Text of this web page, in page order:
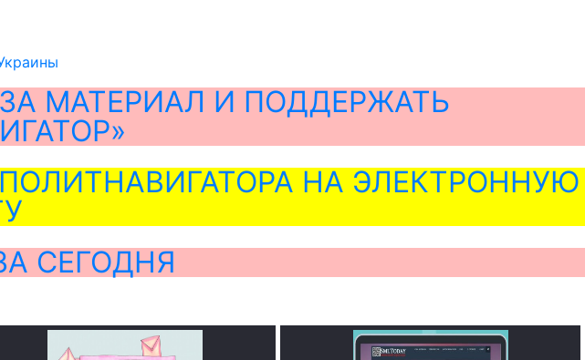
МАТЕРИАЛ И ПОДДЕРЖАТЬ
НА ЭЛЕКТРОННУЮ
СЕГОДНЯ